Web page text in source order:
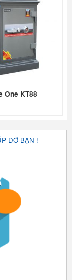
One KT88
ĐỠ BẠN !